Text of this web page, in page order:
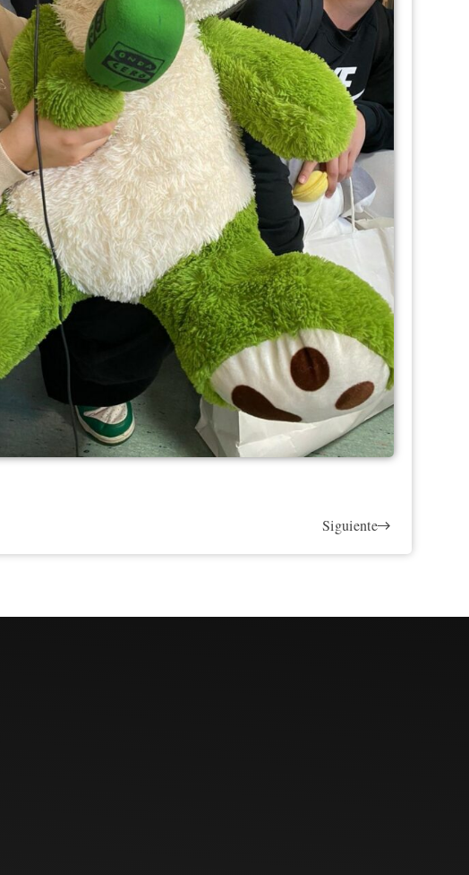
Siguiente